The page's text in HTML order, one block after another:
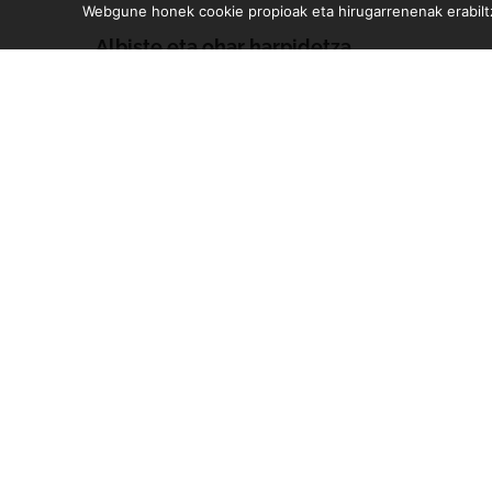
Albiste eta ohar harpidetza
Webgune honek cookie propioak eta hirugarrenenak